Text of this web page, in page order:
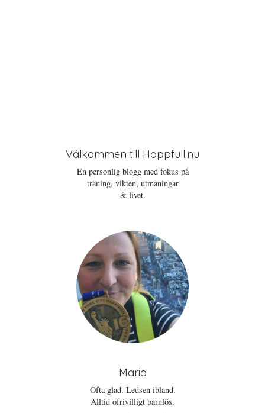
Välkommen till Hoppfull.nu
En personlig blogg med fokus på
träning, vikten, utmaningar
& livet.
Maria
Ofta glad. Ledsen ibland.
Alltid ofrivilligt barnlös.